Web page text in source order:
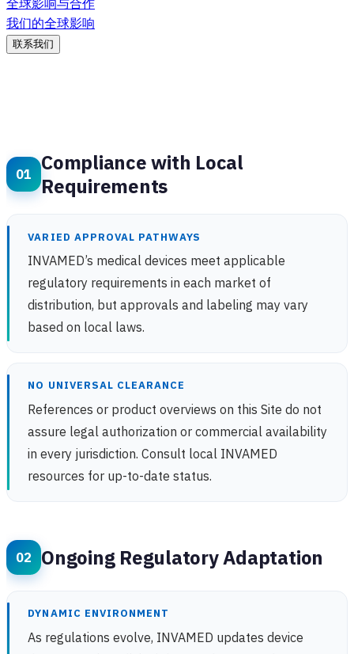
全球影响与合作
我们的全球影响
联系我们
Compliance with Local
Requirements
VARIED APPROVAL PATHWAYS
INVAMED’s medical devices meet applicable
regulatory requirements in each market of
distribution, but approvals and labeling may vary
based on local laws.
NO UNIVERSAL CLEARANCE
References or product overviews on this Site do not
assure legal authorization or commercial availability
in every jurisdiction. Consult local INVAMED
resources for up-to-date status.
Ongoing Regulatory Adaptation
DYNAMIC ENVIRONMENT
As regulations evolve, INVAMED updates device